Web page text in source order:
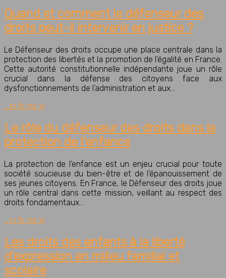
Quand et comment le défenseur des
droits peut-il intervenir en justice ?
Le Défenseur des droits occupe une place centrale dans la
protection des libertés et la promotion de l’égalité en France.
Cette autorité constitutionnelle indépendante joue un rôle
crucial dans la défense des citoyens face aux
dysfonctionnements de l’administration et aux…
Lire la suite
Le rôle du défenseur des droits dans la
protection de l’enfance
La protection de l’enfance est un enjeu crucial pour toute
société soucieuse du bien-être et de l’épanouissement de
ses jeunes citoyens. En France, le Défenseur des droits joue
un rôle central dans cette mission, veillant au respect des
droits fondamentaux…
Lire la suite
Les droits des enfants à la liberté
d’expression en milieu familial et
scolaire